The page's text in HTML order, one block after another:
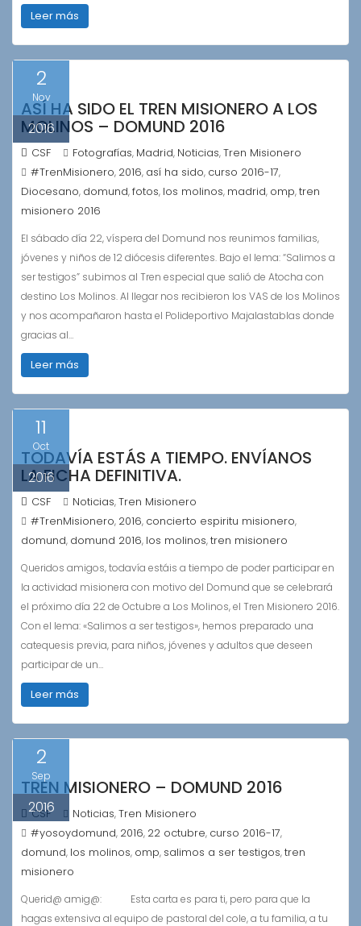
Leer más
2
Nov
2016
ASÍ HA SIDO EL TREN MISIONERO A LOS
MOLINOS – DOMUND 2016
CSF Fotografías, Madrid, Noticias,Tren Misionero
#TrenMisionero, 2016, así ha sido, curso 2016-17,
Diocesano, domund,fotos, los molinos, madrid, omp,tren
misionero 2016
El sábado día 22, víspera del Domund nos reunimos familias,
jóvenes y niños de 12 diócesis diferentes. Bajo el lema: “Salimos a
ser testigos” subimos al Tren especial que salió de Atocha con
destino Los Molinos. Al llegar nos recibieron los VAS de los Molinos
y nos acompañaron hasta el Polideportivo Majalastablas donde
gracias al…
Leer más
11
Oct
2016
TODAVÍA ESTÁS A TIEMPO. ENVÍANOS
LA FICHA DEFINITIVA.
CSF Noticias,Tren Misionero
#TrenMisionero, 2016, concierto espiritu misionero,
domund, domund 2016, los molinos,tren misionero
Queridos amigos, todavía estáis a tiempo de poder participar en
la actividad misionera con motivo del Domund que se celebrará
el próximo día 22 de Octubre a Los Molinos, el Tren Misionero 2016.
Con el lema: «Salimos a ser testigos», hemos preparado una
catequesis previa, para niños, jóvenes y adultos que deseen
participar de un…
Leer más
2
Sep
2016
TREN MISIONERO – DOMUND 2016
CSF Noticias,Tren Misionero
#yosoydomund, 2016, 22 octubre, curso 2016-17,
domund, los molinos, omp, salimos a ser testigos,tren
misionero
Querid@ amig@: Esta carta es para ti, pero para que la
hagas extensiva al equipo de pastoral del cole, a tu familia, a tu